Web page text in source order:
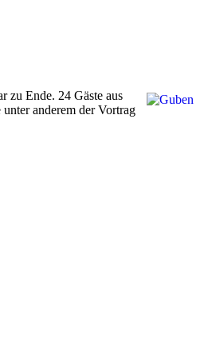
zu Ende. 24 Gäste aus
anderem der Vortrag